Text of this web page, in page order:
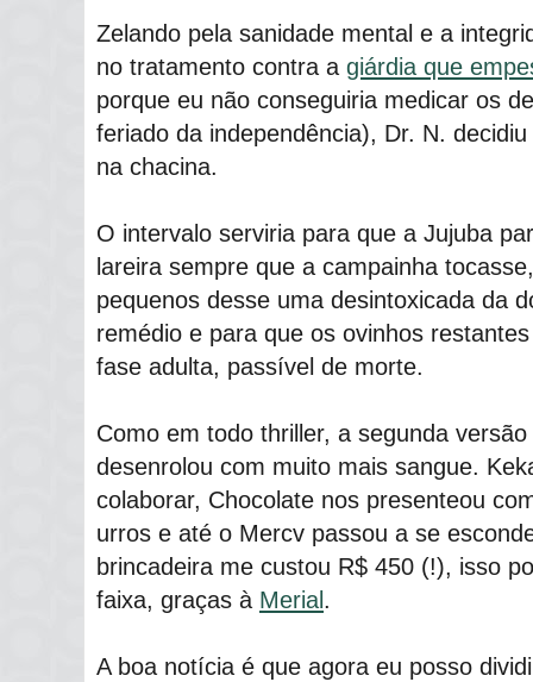
Zelando pela sanidade mental e a
no tratamento contra a giárdia que
porque eu não conseguiria medicar os
feriado da independência), Dr. N.
na chacina.
O intervalo serviria para que a Jujuba
lareira sempre que a campainha
pequenos desse uma desintoxicada da
remédio e para que os ovinhos
fase adulta, passível de morte.
Como em todo thriller, a segunda
desenrolou com muito mais sangue.
colaborar, Chocolate nos presenteou
urros e até o Mercv passou a se
brincadeira me custou R$ 450 (!), isso
faixa, graças à Merial .
A boa notícia é que agora eu posso